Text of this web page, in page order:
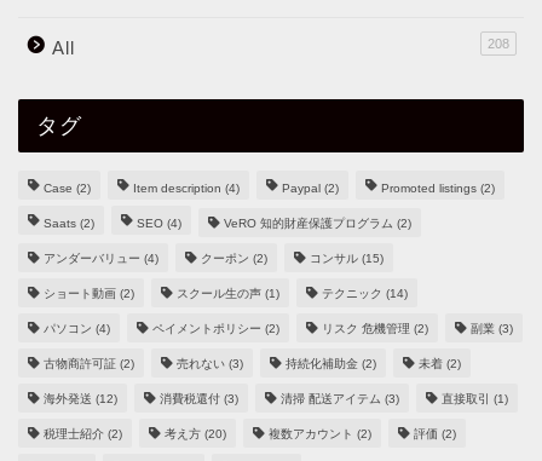
All 208
タグ
Case (2) Item description (4) Paypal (2) Promoted listings (2)
Saats (2) SEO (4) VeRO 知的財産保護プログラム (2)
アンダーバリュー (4) クーポン (2) コンサル (15)
ショート動画 (2) スクール生の声 (1) テクニック (14)
パソコン (4) ペイメントポリシー (2) リスク 危機管理 (2) 副業 (3)
古物商許可証 (2) 売れない (3) 持続化補助金 (2) 未着 (2)
海外発送 (12) 消費税還付 (3) 清掃 配送アイテム (3) 直接取引 (1)
税理士紹介 (2) 考え方 (20) 複数アカウント (2) 評価 (2)